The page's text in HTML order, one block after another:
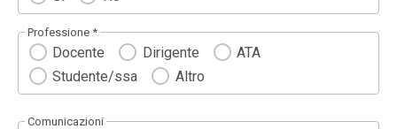
Professione *
Docente Dirigente
ATA
Studente/ssa
Altro
Comunicazioni